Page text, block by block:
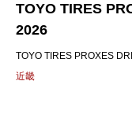
TOYO TIRES
2026
TOYO TIRES PROXES
近畿